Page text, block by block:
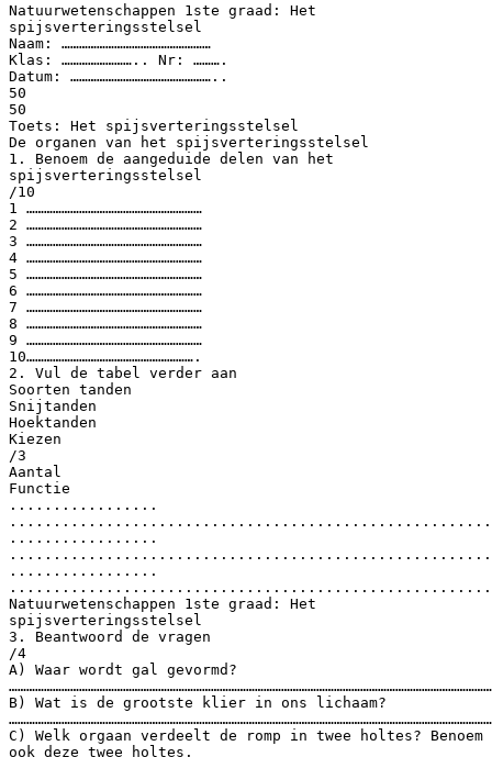
Natuurwetenschappen 1ste graad: Het
spijsverteringsstelsel
Naam: ……………………………………………
Klas: …………………….. Nr: ……….
Datum: …………………………………………..
50
50
Toets: Het spijsverteringsstelsel
De organen van het spijsverteringsstelsel
1. Benoem de aangeduide delen van het
spijsverteringsstelsel
/10
1 ……………………………………………………
2 ……………………………………………………
3 ……………………………………………………
4 ……………………………………………………
5 ……………………………………………………
6 ……………………………………………………
7 ……………………………………………………
8 ……………………………………………………
9 ……………………………………………………
10………………………………………………….
2. Vul de tabel verder aan
Soorten tanden
Snijtanden
Hoektanden
Kiezen
/3
Aantal
Functie
.................
.................
.................
Natuurwetenschappen 1ste graad: Het
spijsverteringsstelsel
3. Beantwoord de vragen
/4
A) Waar wordt gal gevormd?
B) Wat is de grootste klier in ons lichaam?
C) Welk orgaan verdeelt de romp in twee holtes? Benoem
ook deze twee holtes.